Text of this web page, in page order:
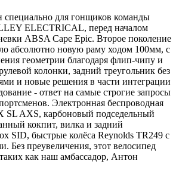
специально для гонщиков команды
ELECTRICAL, перед началом
ABSA Cape Epic. Второе поколение
абсолютно новую раму ходом 100мм, с
геометрии благодаря флип-чипу и
колонки, задний треугольник без
и новые решения в части интеграции
- ответ на самые строгие запросы
Электронная беспроводная
SL AXS, карбоновый подседельный
кокпит, вилка и задний
SID, быстрые колёса Reynolds TR249 с
Без преувеличения, этот велосипед
как наш амбассадор, Антон